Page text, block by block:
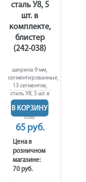
сталь У8, 5
шт. в
комплекте,
блистер
(242-038)
ширина 9 мм,
сегментированные,
13 сегментов,
сталь У8, 5 шт. в
комплекте,
блистер (242-
038)
В КОРЗИНУ
65 руб.
Цена в
розничном
магазине:
70 руб.